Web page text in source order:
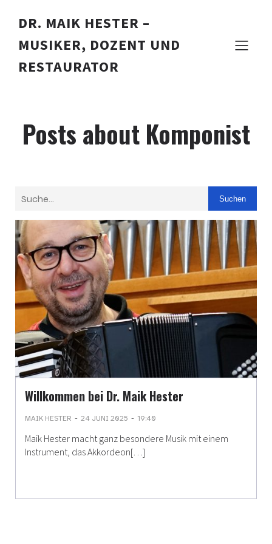
DR. MAIK HESTER –
MUSIKER, DOZENT UND
RESTAURATOR
Posts about Komponist
Suchen
Willkommen bei Dr. Maik Hester
MAIK HESTER - 24 JUNI 2025 - 19:40
Maik Hester macht ganz besondere Musik mit einem
Instrument, das Akkordeon[…]